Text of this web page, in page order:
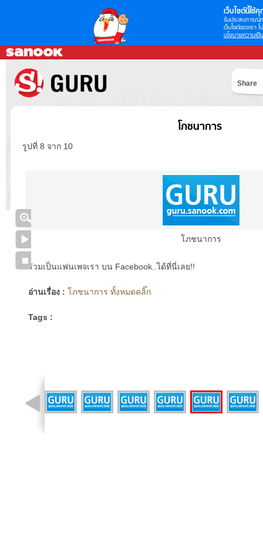
เว็บไซต์นี้ใช้คุ
รับประสบการณ์
เว็บไซต์ของเรา
นโยบายความเป็
Share
โภชนาการ
รูปที่ 8 จาก 10
โภชนาการ
ร่วมเป็นแฟนเพจเรา บน Facebook..ได้ที่นี่เลย!!
อ่านเรื่อง : โภชนาการ ทั้งหมดคลิ๊ก
Tags :